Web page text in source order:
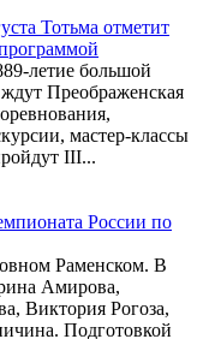
Тотьма отметит
летие большой
Преображенская
мастер-классы
III...
России по
Раменском. В
Амирова,
Виктория Рогоза,
Подготовкой